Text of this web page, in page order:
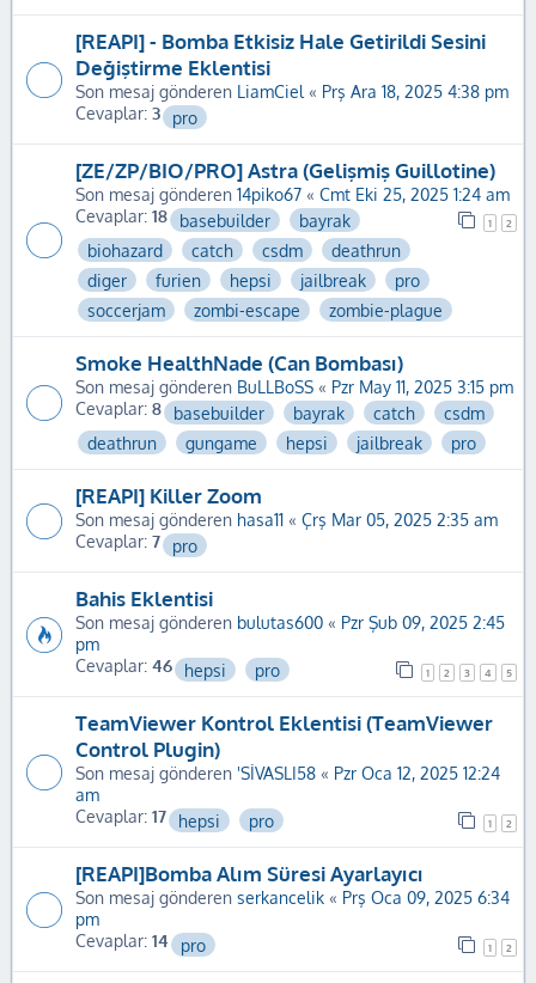
[REAPI] - Bomba Etkisiz Hale Getirildi Sesini
Değiştirme Eklentisi
Son mesaj gönderen LiamCiel « Prş Ara 18, 2025 4:38 pm
Cevaplar: 3 pro
[ZE/ZP/BIO/PRO] Astra (Gelişmiş Guillotine)
Son mesaj gönderen 14piko67 « Cmt Eki 25, 2025 1:24 am
Cevaplar: 18 1 2
basebuilder
bayrak
biohazard
catch csdm
deathrun
diger
furien hepsi jailbreak
pro
soccerjam
zombi-escape zombie-plague
Smoke HealthNade (Can Bombası)
Son mesaj gönderen BuLLBoSS « Pzr May 11, 2025 3:15 pm
Cevaplar: 8 basebuilder bayrak catch
csdm
deathrun
gungame hepsi jailbreak pro
[REAPI] Killer Zoom
Son mesaj gönderen hasa11 « Çrş Mar 05, 2025 2:35 am
Cevaplar: 7 pro
Bahis Eklentisi
Son mesaj gönderen bulutas600 « Pzr Şub 09, 2025 2:45
pm
Cevaplar: 46 1 2 3 4 5
hepsi pro
TeamViewer Kontrol Eklentisi (TeamViewer
Control Plugin)
Son mesaj gönderen 'SİVASLI58 « Pzr Oca 12, 2025 12:24
am
Cevaplar: 17 1 2
hepsi pro
[REAPI]Bomba Alım Süresi Ayarlayıcı
Son mesaj gönderen serkancelik « Prş Oca 09, 2025 6:34
pm
Cevaplar: 14 1 2
pro